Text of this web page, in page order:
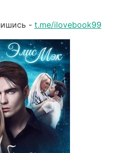
- t.me/ilovebook99